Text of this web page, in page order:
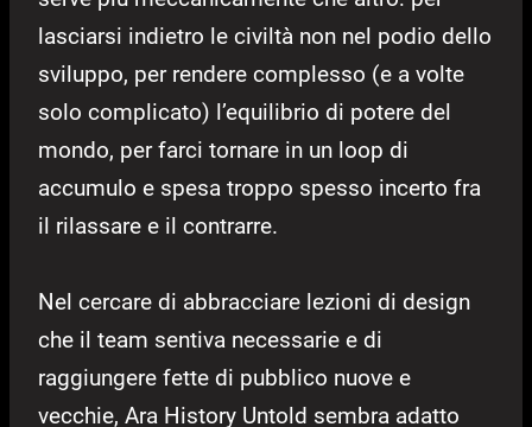
lasciarsi indietro le civiltà non nel podio dello
sviluppo, per rendere complesso (e a volte
solo complicato) l’equilibrio di potere del
mondo, per farci tornare in un loop di
accumulo e spesa troppo spesso incerto fra
il rilassare e il contrarre.
Nel cercare di abbracciare lezioni di design
che il team sentiva necessarie e di
raggiungere fette di pubblico nuove e
vecchie, Ara History Untold sembra adatto